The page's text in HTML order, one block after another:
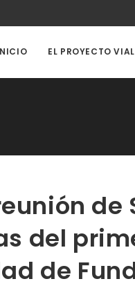
EL PROYECTO VIAL
de
del
de